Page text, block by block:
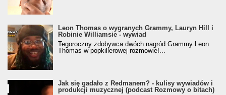
Leon Thomas o wygranych Grammy, Lauryn Hill i
Robinie Williamsie - wywiad
Tegoroczny zdobywca dwóch nagród Grammy Leon
Thomas w popkillerowej rozmowie!...
Jak się gadało z Redmanem? - kulisy wywiadów i
produkcji muzycznej (podcast Rozmowy o bitach)